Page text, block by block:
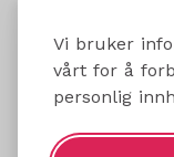
Vi bruker
vårt for å
personlig